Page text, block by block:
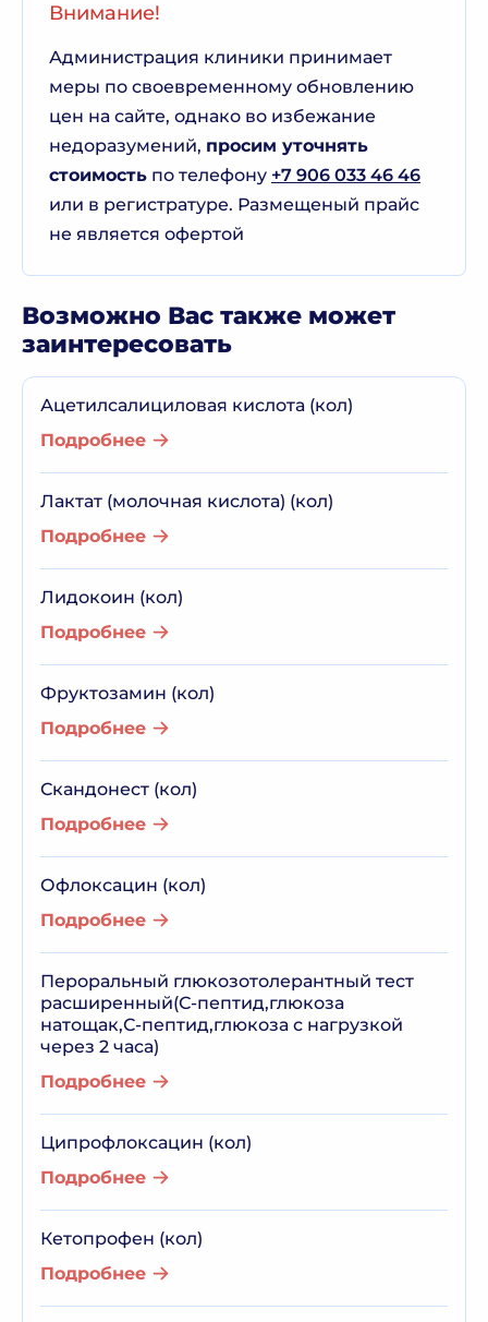
Внимание!
Администрация клиники принимает
меры по своевременному обновлению
цен на сайте, однако во избежание
недоразумений, просим уточнять
стоимость по телефону +7 906 033 46 46
или в регистратуре. Размещеный прайс
не является офертой
Возможно Вас также может
заинтересовать
Ацетилсалициловая кислота (кол)
Подробнее
Лактат (молочная кислота) (кол)
Подробнее
Лидокоин (кол)
Подробнее
Фруктозамин (кол)
Подробнее
Скандонест (кол)
Подробнее
Офлоксацин (кол)
Подробнее
Пероральный глюкозотолерантный тест
расширенный(С-пептид,глюкоза
натощак,С-пептид,глюкоза с нагрузкой
через 2 часа)
Подробнее
Ципрофлоксацин (кол)
Подробнее
Кетопрофен (кол)
Подробнее